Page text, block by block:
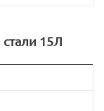
15Л